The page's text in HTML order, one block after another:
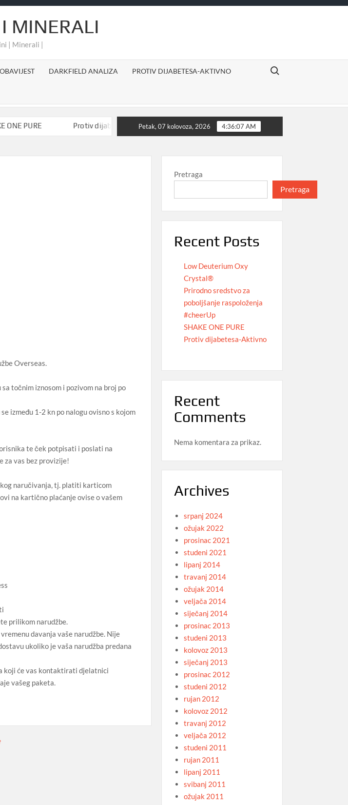
MINERALI
| Minerali |
DARKFIELD ANALIZA PROTIV DIJABETESA-AKTIVNO
Search for:
Protiv dijabetesa-Aktivno Izvor sigurne i ugodne mirovine
Petak, 07 kolovoza, 2026 4:36:07 AM
Overseas.
točnim iznosom i pozivom na broj po
između 1-2 kn po nalogu ovisno s kojom
te ček potpisati i poslati na
za vas bez provizije!
naručivanja, tj. platiti karticom
na kartično plaćanje ovise o vašem
prilikom narudžbe.
davanja vaše narudžbe. Nije
ukoliko je vaša narudžba predana
koji će vas kontaktirati djelatnici
vašeg paketa.
Pretraga
Pretraga
Recent Posts
Low Deuterium Oxy
Crystal®
Prirodno sredstvo za
poboljšanje raspoloženja
#cheerUp
SHAKE ONE PURE
Protiv dijabetesa-Aktivno
Recent
Comments
Nema komentara za prikaz.
Archives
srpanj 2024
ožujak 2022
prosinac 2021
studeni 2021
lipanj 2014
travanj 2014
ožujak 2014
veljača 2014
siječanj 2014
prosinac 2013
studeni 2013
kolovoz 2013
siječanj 2013
prosinac 2012
studeni 2012
rujan 2012
kolovoz 2012
travanj 2012
veljača 2012
studeni 2011
rujan 2011
lipanj 2011
svibanj 2011
ožujak 2011